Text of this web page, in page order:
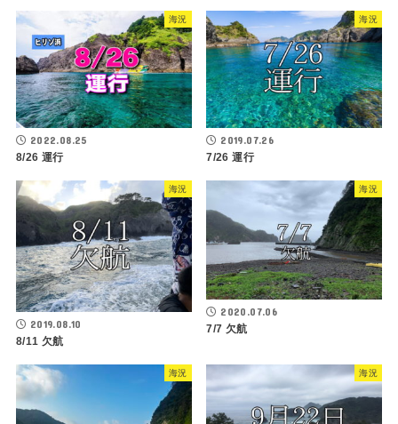
海況
2022.08.25
8/26 運行
海況
2019.07.26
7/26 運行
海況
2019.08.10
8/11 欠航
海況
2020.07.06
7/7 欠航
海況 海況